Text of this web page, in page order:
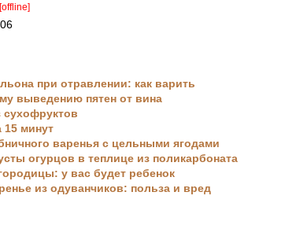
[offline]
при отравлении: как варить
выведению пятен от вина
сухофруктов
15 минут
варенья с цельными ягодами
огурцов в теплице из поликарбоната
у вас будет ребенок
из одуванчиков: польза и вред